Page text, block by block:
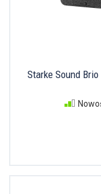
Starke Sound